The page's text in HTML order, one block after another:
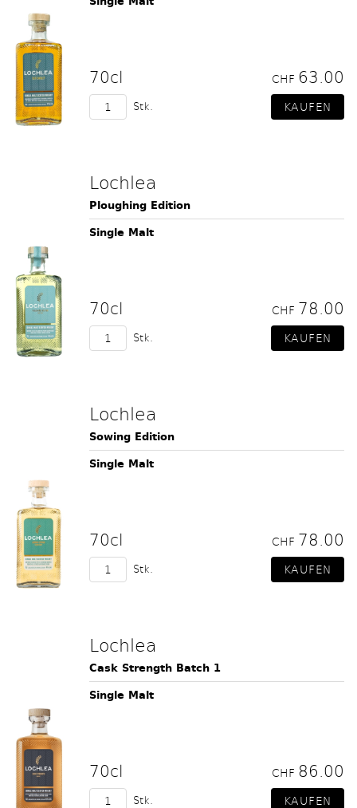
70cl CHF 63.00
Stk.
Lochlea
Ploughing Edition
Single Malt
70cl CHF 78.00
Stk.
Lochlea
Sowing Edition
Single Malt
70cl CHF 78.00
Stk.
Lochlea
Cask Strength Batch 1
Single Malt
70cl CHF 86.00
Stk.